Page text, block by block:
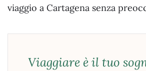
viaggio a Cartagena senza
Viaggiare è il tuo